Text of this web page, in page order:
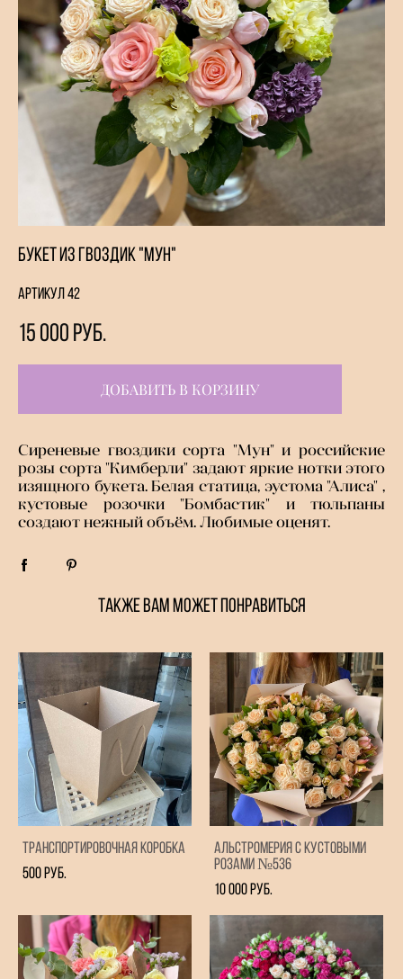
Букет из гвоздик "Мун"
Артикул 42
15 000 pуб.
ДОБАВИТЬ В КОРЗИНУ
Сиреневые гвоздики сорта "Мун" и российские
розы сорта "Кимберли" задают яркие нотки этого
изящного букета. Белая статица, эустома "Алиса" ,
кустовые розочки "Бомбастик" и тюльпаны
создают нежный объём. Любимые оценят.
ТАКЖЕ ВАМ МОЖЕТ ПОНРАВИТЬСЯ
Транспортировочная коробка
500 pуб.
Альстромерия с Кустовыми
розами №536
10 000 pуб.